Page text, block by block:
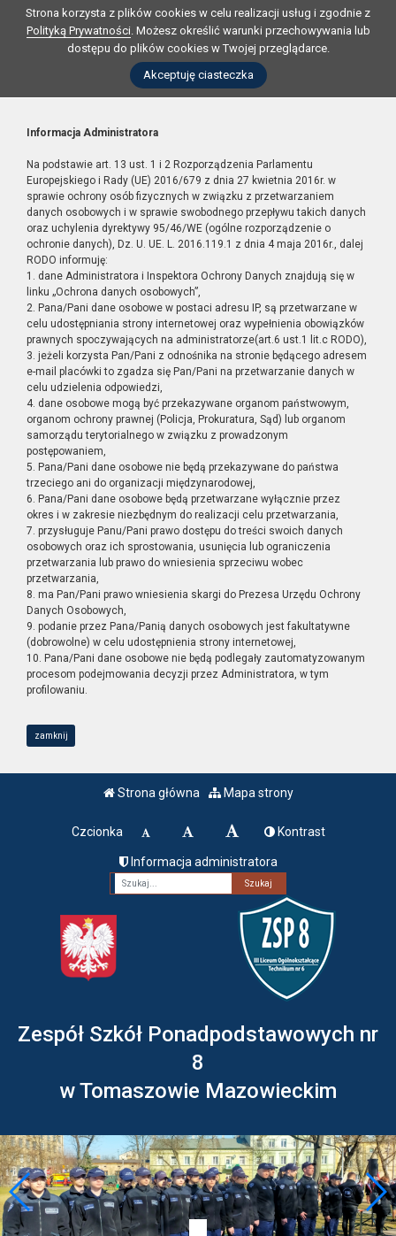
Strona korzysta z plików cookies w celu realizacji usług i zgodnie z
Polityką Prywatności. Możesz określić warunki przechowywania lub
dostępu do plików cookies w Twojej przeglądarce.
Akceptuję ciasteczka
Informacja Administratora
Na podstawie art. 13 ust. 1 i 2 Rozporządzenia Parlamentu
Europejskiego i Rady (UE) 2016/679 z dnia 27 kwietnia 2016r. w
sprawie ochrony osób fizycznych w związku z przetwarzaniem
danych osobowych i w sprawie swobodnego przepływu takich danych
oraz uchylenia dyrektywy 95/46/WE (ogólne rozporządzenie o
ochronie danych), Dz. U. UE. L. 2016.119.1 z dnia 4 maja 2016r., dalej
RODO informuję:
1. dane Administratora i Inspektora Ochrony Danych znajdują się w
linku „Ochrona danych osobowych”,
2. Pana/Pani dane osobowe w postaci adresu IP, są przetwarzane w
celu udostępniania strony internetowej oraz wypełnienia obowiązków
prawnych spoczywających na administratorze(art.6 ust.1 lit.c RODO),
3. jeżeli korzysta Pan/Pani z odnośnika na stronie będącego adresem
e-mail placówki to zgadza się Pan/Pani na przetwarzanie danych w
celu udzielenia odpowiedzi,
4. dane osobowe mogą być przekazywane organom państwowym,
organom ochrony prawnej (Policja, Prokuratura, Sąd) lub organom
samorządu terytorialnego w związku z prowadzonym
postępowaniem,
5. Pana/Pani dane osobowe nie będą przekazywane do państwa
trzeciego ani do organizacji międzynarodowej,
6. Pana/Pani dane osobowe będą przetwarzane wyłącznie przez
okres i w zakresie niezbędnym do realizacji celu przetwarzania,
7. przysługuje Panu/Pani prawo dostępu do treści swoich danych
osobowych oraz ich sprostowania, usunięcia lub ograniczenia
przetwarzania lub prawo do wniesienia sprzeciwu wobec
przetwarzania,
8. ma Pan/Pani prawo wniesienia skargi do Prezesa Urzędu Ochrony
Danych Osobowych,
9. podanie przez Pana/Panią danych osobowych jest fakultatywne
(dobrowolne) w celu udostępnienia strony internetowej,
10. Pana/Pani dane osobowe nie będą podlegały zautomatyzowanym
procesom podejmowania decyzji przez Administratora, w tym
profilowaniu.
zamknij
Strona główna Mapa strony
Czcionka Kontrast
Informacja administratora
Fraza
Zespół Szkół Ponadpodstawowych nr
8
w Tomaszowie Mazowieckim